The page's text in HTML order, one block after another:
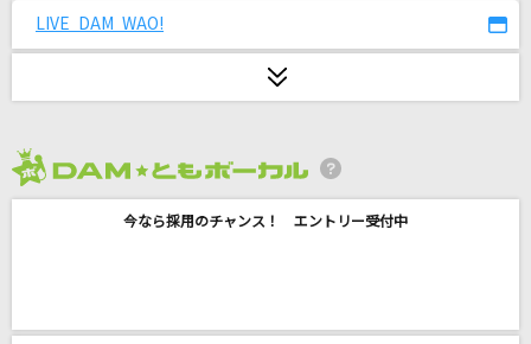
GO!!!
BANZAI
轟はじめ
ってあなた (Taiga Kyomoto × Hokuto Mats
LIVE DAM WAO!
今なら採用のチャンス！ エントリー受付中